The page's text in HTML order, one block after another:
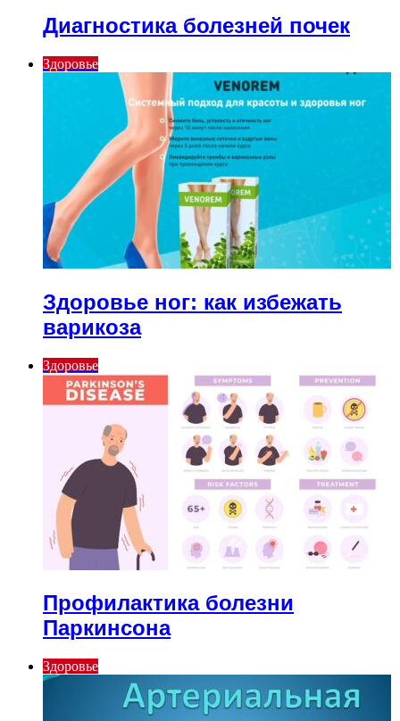
Диагностика болезней почек
Здоровье
Здоровье ног: как избежать
варикоза
Здоровье
Профилактика болезни
Паркинсона
Здоровье